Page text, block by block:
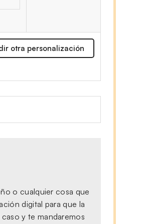
otra personalización
o cualquier cosa que
digital para que la
y te mandaremos